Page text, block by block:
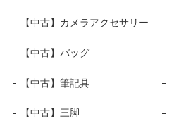
【中古】カメラアクセサリー
【中古】バッグ
【中古】筆記具
【中古】三脚